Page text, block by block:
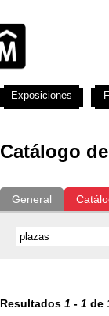
Catálogo
General
Resultados 1 - 1 de
Exposiciones